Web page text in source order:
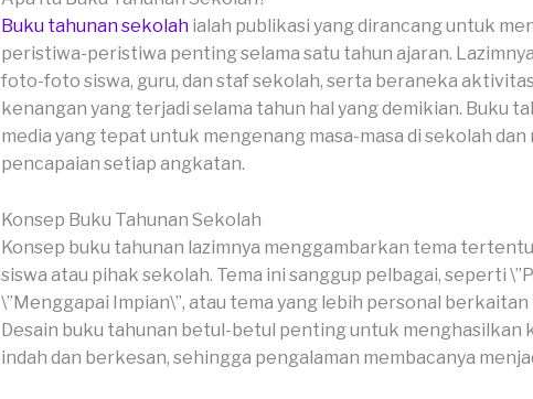
Buku tahunan sekolah ialah publikasi yang dirancang untuk
peristiwa-peristiwa penting selama satu tahun ajaran.
foto-foto siswa, guru, dan staf sekolah, serta beraneka
kenangan yang terjadi selama tahun hal yang demikian. Buku
media yang tepat untuk mengenang masa-masa di sekolah dan
pencapaian setiap angkatan.
Konsep Buku Tahunan Sekolah
Konsep buku tahunan lazimnya menggambarkan tema
siswa atau pihak sekolah. Tema ini sanggup pelbagai, seperti
\”Menggapai Impian\”, atau tema yang lebih personal
Desain buku tahunan betul-betul penting untuk menghasilkan
indah dan berkesan, sehingga pengalaman membacanya